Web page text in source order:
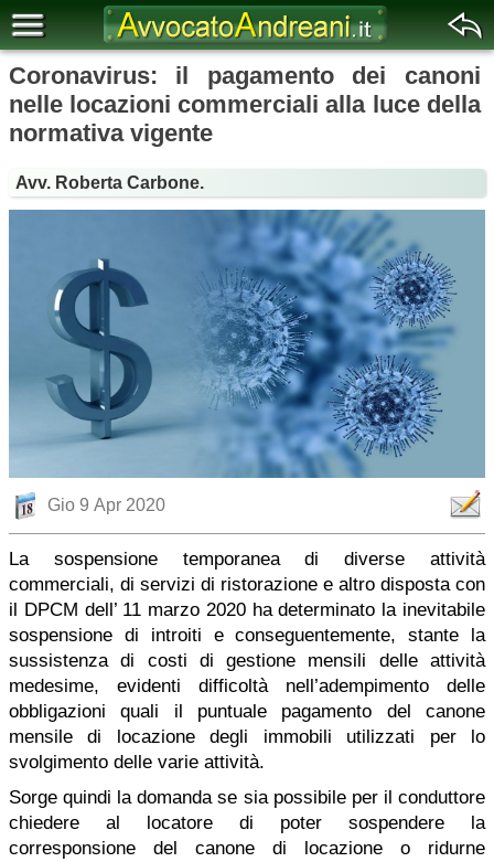
Coronavirus: il pagamento dei canoni
nelle locazioni commerciali alla luce della
normativa vigente
Avv. Roberta Carbone.
Gio 9 Apr 2020
La sospensione temporanea di diverse attività
commerciali, di servizi di ristorazione e altro disposta con
il DPCM dell’ 11 marzo 2020 ha determinato la inevitabile
sospensione di introiti e conseguentemente, stante la
sussistenza di costi di gestione mensili delle attività
medesime, evidenti difficoltà nell’adempimento delle
obbligazioni quali il puntuale pagamento del canone
mensile di locazione degli immobili utilizzati per lo
svolgimento delle varie attività.
Sorge quindi la domanda se sia possibile per il conduttore
chiedere al locatore di poter sospendere la
corresponsione del canone di locazione o ridurne